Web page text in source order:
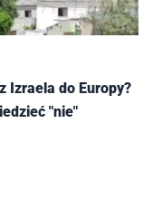
Izraela do Europy?
"nie"